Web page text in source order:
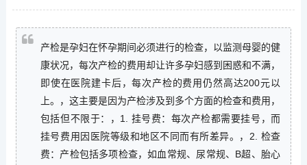
产检是孕妇在怀孕期间必须进行的检查，以监测母婴的健
康状况，每次产检的费用却让许多孕妇感到困惑和不满，
即使在医院建卡后，每次产检的费用仍然高达200元以
上。，这主要是因为产检涉及到多个方面的检查和费用，
包括但不限于：，1. 挂号费：每次产检都需要挂号，而
挂号费用因医院等级和地区不同而有所差异。，2. 检查
费：产检包括多项检查，如血常规、尿常规、B超、胎心